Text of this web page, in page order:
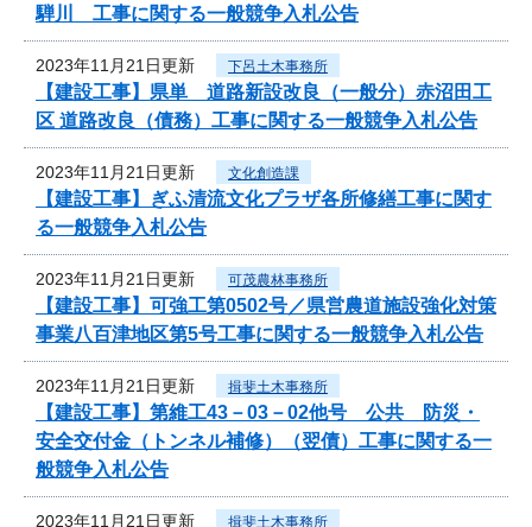
騨川 工事に関する一般競争入札公告
2023年11月21日更新 下呂土木事務所
【建設工事】県単 道路新設改良（一般分）赤沼田工
区 道路改良（債務）工事に関する一般競争入札公告
2023年11月21日更新 文化創造課
【建設工事】ぎふ清流文化プラザ各所修繕工事に関す
る一般競争入札公告
2023年11月21日更新 可茂農林事務所
【建設工事】可強工第0502号／県営農道施設強化対策
事業八百津地区第5号工事に関する一般競争入札公告
2023年11月21日更新 揖斐土木事務所
【建設工事】第維工43－03－02他号 公共 防災・
安全交付金（トンネル補修）（翌債）工事に関する一
般競争入札公告
2023年11月21日更新 揖斐土木事務所